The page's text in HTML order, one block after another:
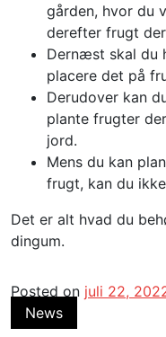
gården, hvor du
derefter frugt
Dernæst skal du
placere det på
Derudover kan
plante frugter
jord.
Mens du kan
frugt, kan du
Det er alt hvad du
dingum.
Posted on juli 22,
News